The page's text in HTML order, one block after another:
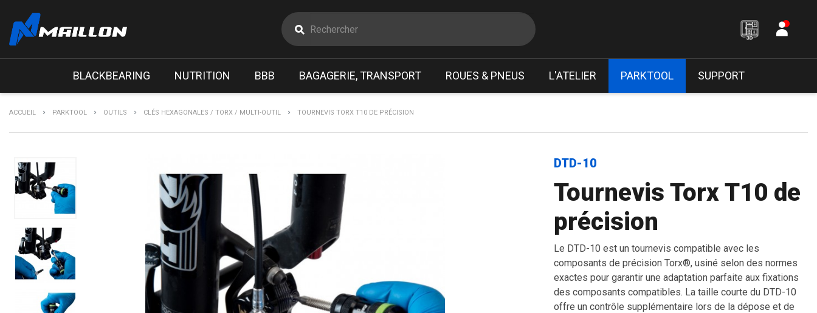
BLACKBEARING NUTRITION BBB BAGAGERIE, TRANSPORT ROUES & PNEUS L'ATELIER PARKTOOL SUPPORT
ACCUEIL PARKTOOL OUTILS CLÉS HEXAGONALES / TORX / MULTI-OUTIL TOURNEVIS TORX T10 DE PRÉCISION
DTD-10
Tournevis Torx T10 de
précision
Le DTD-10 est un tournevis compatible avec les
composants de précision Torx®, usiné selon des normes
exactes pour garantir une adaptation parfaite aux fixations
des composants compatibles. La taille courte du DTD-10
offre un contrôle supplémentaire lors de la dépose et de